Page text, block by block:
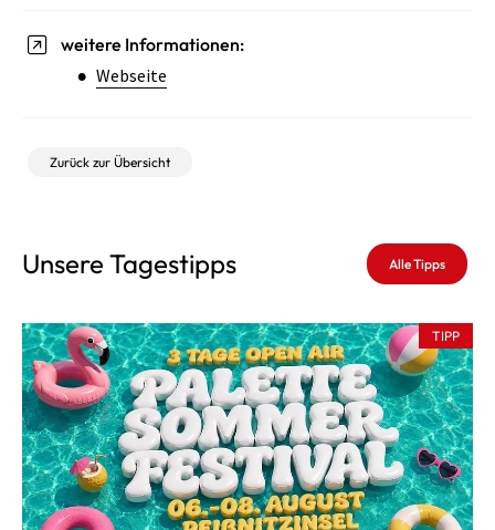
weitere Informationen:
Webseite
Zurück zur Übersicht
Unsere Tagestipps Alle Tipps
TIPP